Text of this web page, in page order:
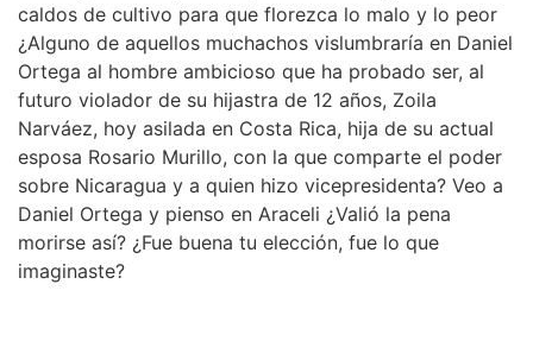
caldos de cultivo para que florezca lo malo y lo peor
¿Alguno de aquellos muchachos vislumbraría en Daniel
Ortega al hombre ambicioso que ha probado ser, al
futuro violador de su hijastra de 12 años, Zoila
Narváez, hoy asilada en Costa Rica, hija de su actual
esposa Rosario Murillo, con la que comparte el poder
sobre Nicaragua y a quien hizo vicepresidenta? Veo a
Daniel Ortega y pienso en Araceli ¿Valió la pena
morirse así? ¿Fue buena tu elección, fue lo que
imaginaste?